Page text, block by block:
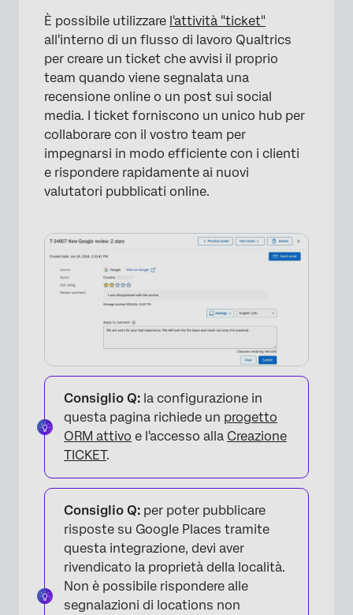
Modelli di messaggio
Utilizzo dell'intelligenza artificiale per
generare risposte ai valutatori
È possibile utilizzare l'attività "ticket"
all'interno di un flusso di lavoro Qualtrics
per creare un ticket che avvisi il proprio
team quando viene segnalata una
recensione online o un post sui social
media. I ticket forniscono un unico hub per
collaborare con il vostro team per
impegnarsi in modo efficiente con i clienti
e rispondere rapidamente ai nuovi
valutatori pubblicati online.
Consiglio Q: la configurazione in
questa pagina richiede un progetto
ORM attivo e l'accesso alla Creazione
TICKET.
Consiglio Q: per poter pubblicare
risposte su Google Places tramite
questa integrazione, devi aver
rivendicato la proprietà della località.
Non è possibile rispondere alle
segnalazioni di locations non